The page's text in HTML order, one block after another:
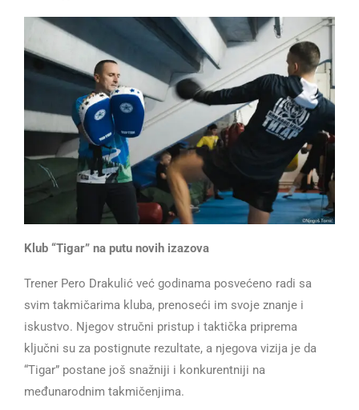
Klub “Tigar” na putu novih izazova
Trener Pero Drakulić već godinama posvećeno radi sa
svim takmičarima kluba, prenoseći im svoje znanje i
iskustvo. Njegov stručni pristup i taktička priprema
ključni su za postignute rezultate, a njegova vizija je da
“Tigar” postane još snažniji i konkurentniji na
međunarodnim takmičenjima.